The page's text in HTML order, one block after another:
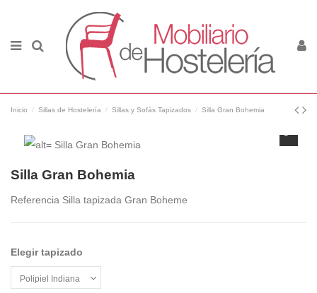
Inicio Sillas de Hostelería Sillas y Sofás Tapizados Silla Gran Bohemia
Silla Gran Bohemia
Referencia Silla tapizada Gran Boheme
Elegir tapizado